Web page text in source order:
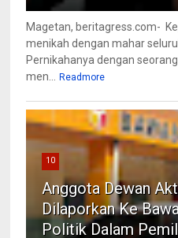
Magetan, beritagress.com-
menikah dengan mahar
Pernikahanya dengan
men... Readmore
10
Anggota Dewan
Dilaporkan Ke
Politik Dalam